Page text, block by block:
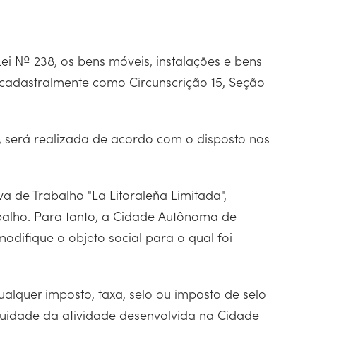
238, os bens móveis, instalações e bens
como Circunscrição 15, Seção
realizada de acordo com o disposto nos
de Trabalho "La Litoraleña Limitada",
Para tanto, a Cidade Autônoma de
o objeto social para o qual foi
imposto, taxa, selo ou imposto de selo
da atividade desenvolvida na Cidade